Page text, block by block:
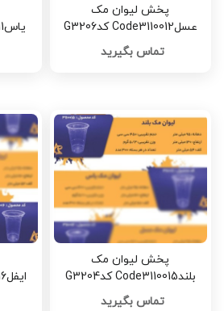
پخش لیوان مک
عسلCode3110012 کدG3206
تماس بگیرید
یاسCode3110011 کدG3205
پخش لیوان مک
بلندCode3110015 کدG3204
تماس بگیرید
ایفلCode3110016 کدG3203